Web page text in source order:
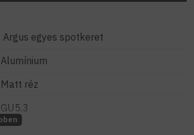
Argus egyes spotkeret
Alumínium
Matt réz
GU5.3